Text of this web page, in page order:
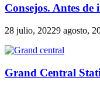
Consejos. Antes de
28 julio, 20229 agosto,
Grand Central